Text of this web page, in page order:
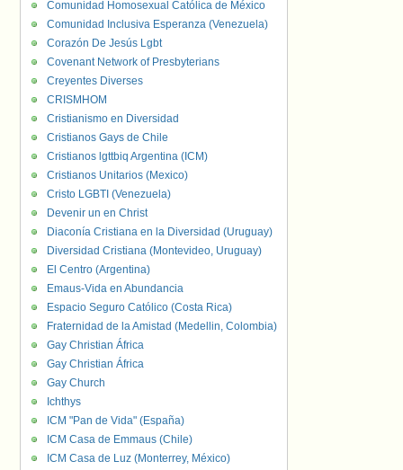
Comunidad Homosexual Católica de México
Comunidad Inclusiva Esperanza (Venezuela)
Corazón De Jesús Lgbt
Covenant Network of Presbyterians
Creyentes Diverses
CRISMHOM
Cristianismo en Diversidad
Cristianos Gays de Chile
Cristianos lgttbiq Argentina (ICM)
Cristianos Unitarios (Mexico)
Cristo LGBTI (Venezuela)
Devenir un en Christ
Diaconía Cristiana en la Diversidad (Uruguay)
Diversidad Cristiana (Montevideo, Uruguay)
El Centro (Argentina)
Emaus-Vida en Abundancia
Espacio Seguro Católico (Costa Rica)
Fraternidad de la Amistad (Medellin, Colombia)
Gay Christian África
Gay Christian África
Gay Church
Ichthys
ICM "Pan de Vida" (España)
ICM Casa de Emmaus (Chile)
ICM Casa de Luz (Monterrey, México)